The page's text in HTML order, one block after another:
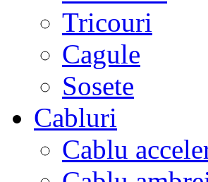
Tricouri
Cagule
Sosete
Cabluri
Cablu